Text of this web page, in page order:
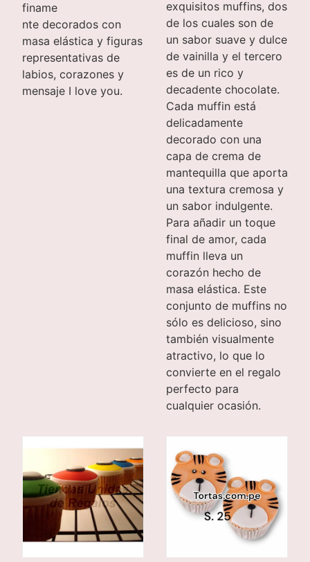
finame
nte decorados con
masa elástica y figuras
representativas de
labios, corazones y
mensaje I love you.
exquisitos muffins, dos
de los cuales son de
un sabor suave y dulce
de vainilla y el tercero
es de un rico y
decadente chocolate.
Cada muffin está
delicadamente
decorado con una
capa de crema de
mantequilla que aporta
una textura cremosa y
un sabor indulgente.
Para añadir un toque
final de amor, cada
muffin lleva un
corazón hecho de
masa elástica. Este
conjunto de muffins no
sólo es delicioso, sino
también visualmente
atractivo, lo que lo
convierte en el regalo
perfecto para
cualquier ocasión.